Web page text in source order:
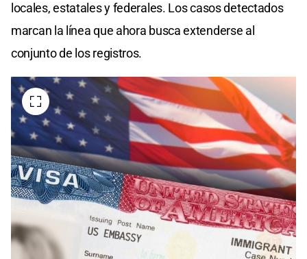
locales, estatales y federales. Los casos detectados
marcan la línea que ahora busca extenderse al
conjunto de los registros.